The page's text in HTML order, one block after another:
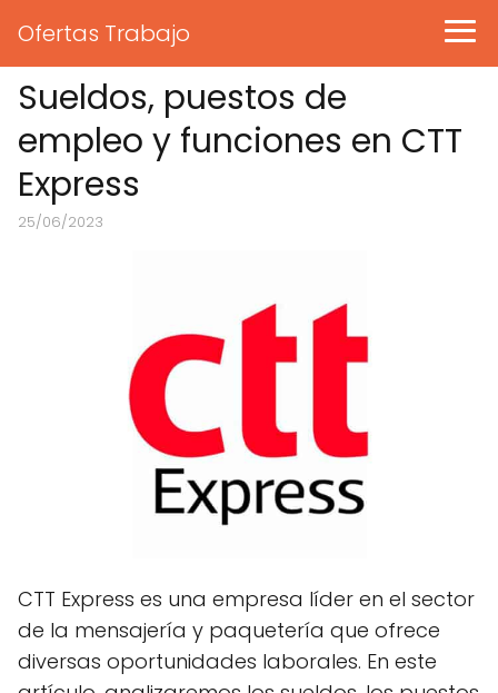
Ofertas Trabajo
Sueldos, puestos de
empleo y funciones en CTT
Express
25/06/2023
CTT Express es una empresa líder en el sector
de la mensajería y paquetería que ofrece
diversas oportunidades laborales. En este